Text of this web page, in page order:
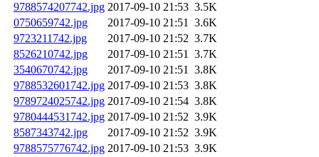
9788574207742.jpg 2017-09-10 21:53 3.5K
0750659742.jpg
2017-09-10 21:51 3.6K
9723211742.jpg
2017-09-10 21:52 3.7K
8526210742.jpg
2017-09-10 21:51 3.7K
3540670742.jpg
2017-09-10 21:51 3.8K
9788532601742.jpg 2017-09-10 21:53 3.8K
9789724025742.jpg 2017-09-10 21:54 3.8K
9780444531742.jpg 2017-09-10 21:52 3.9K
8587343742.jpg
2017-09-10 21:52 3.9K
9788575776742.jpg 2017-09-10 21:53 3.9K